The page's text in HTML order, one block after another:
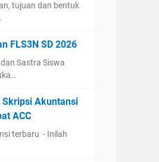
tujuan dan bentuk
FLS3N SD 2026
Sastra Siswa
Skripsi Akuntansi
ACC
terbaru - Inilah